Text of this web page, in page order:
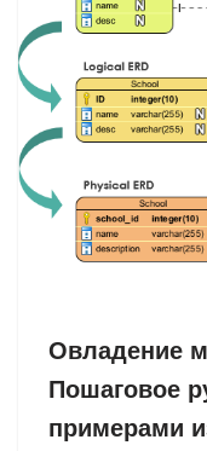
Овладение
Пошаговое
примерами